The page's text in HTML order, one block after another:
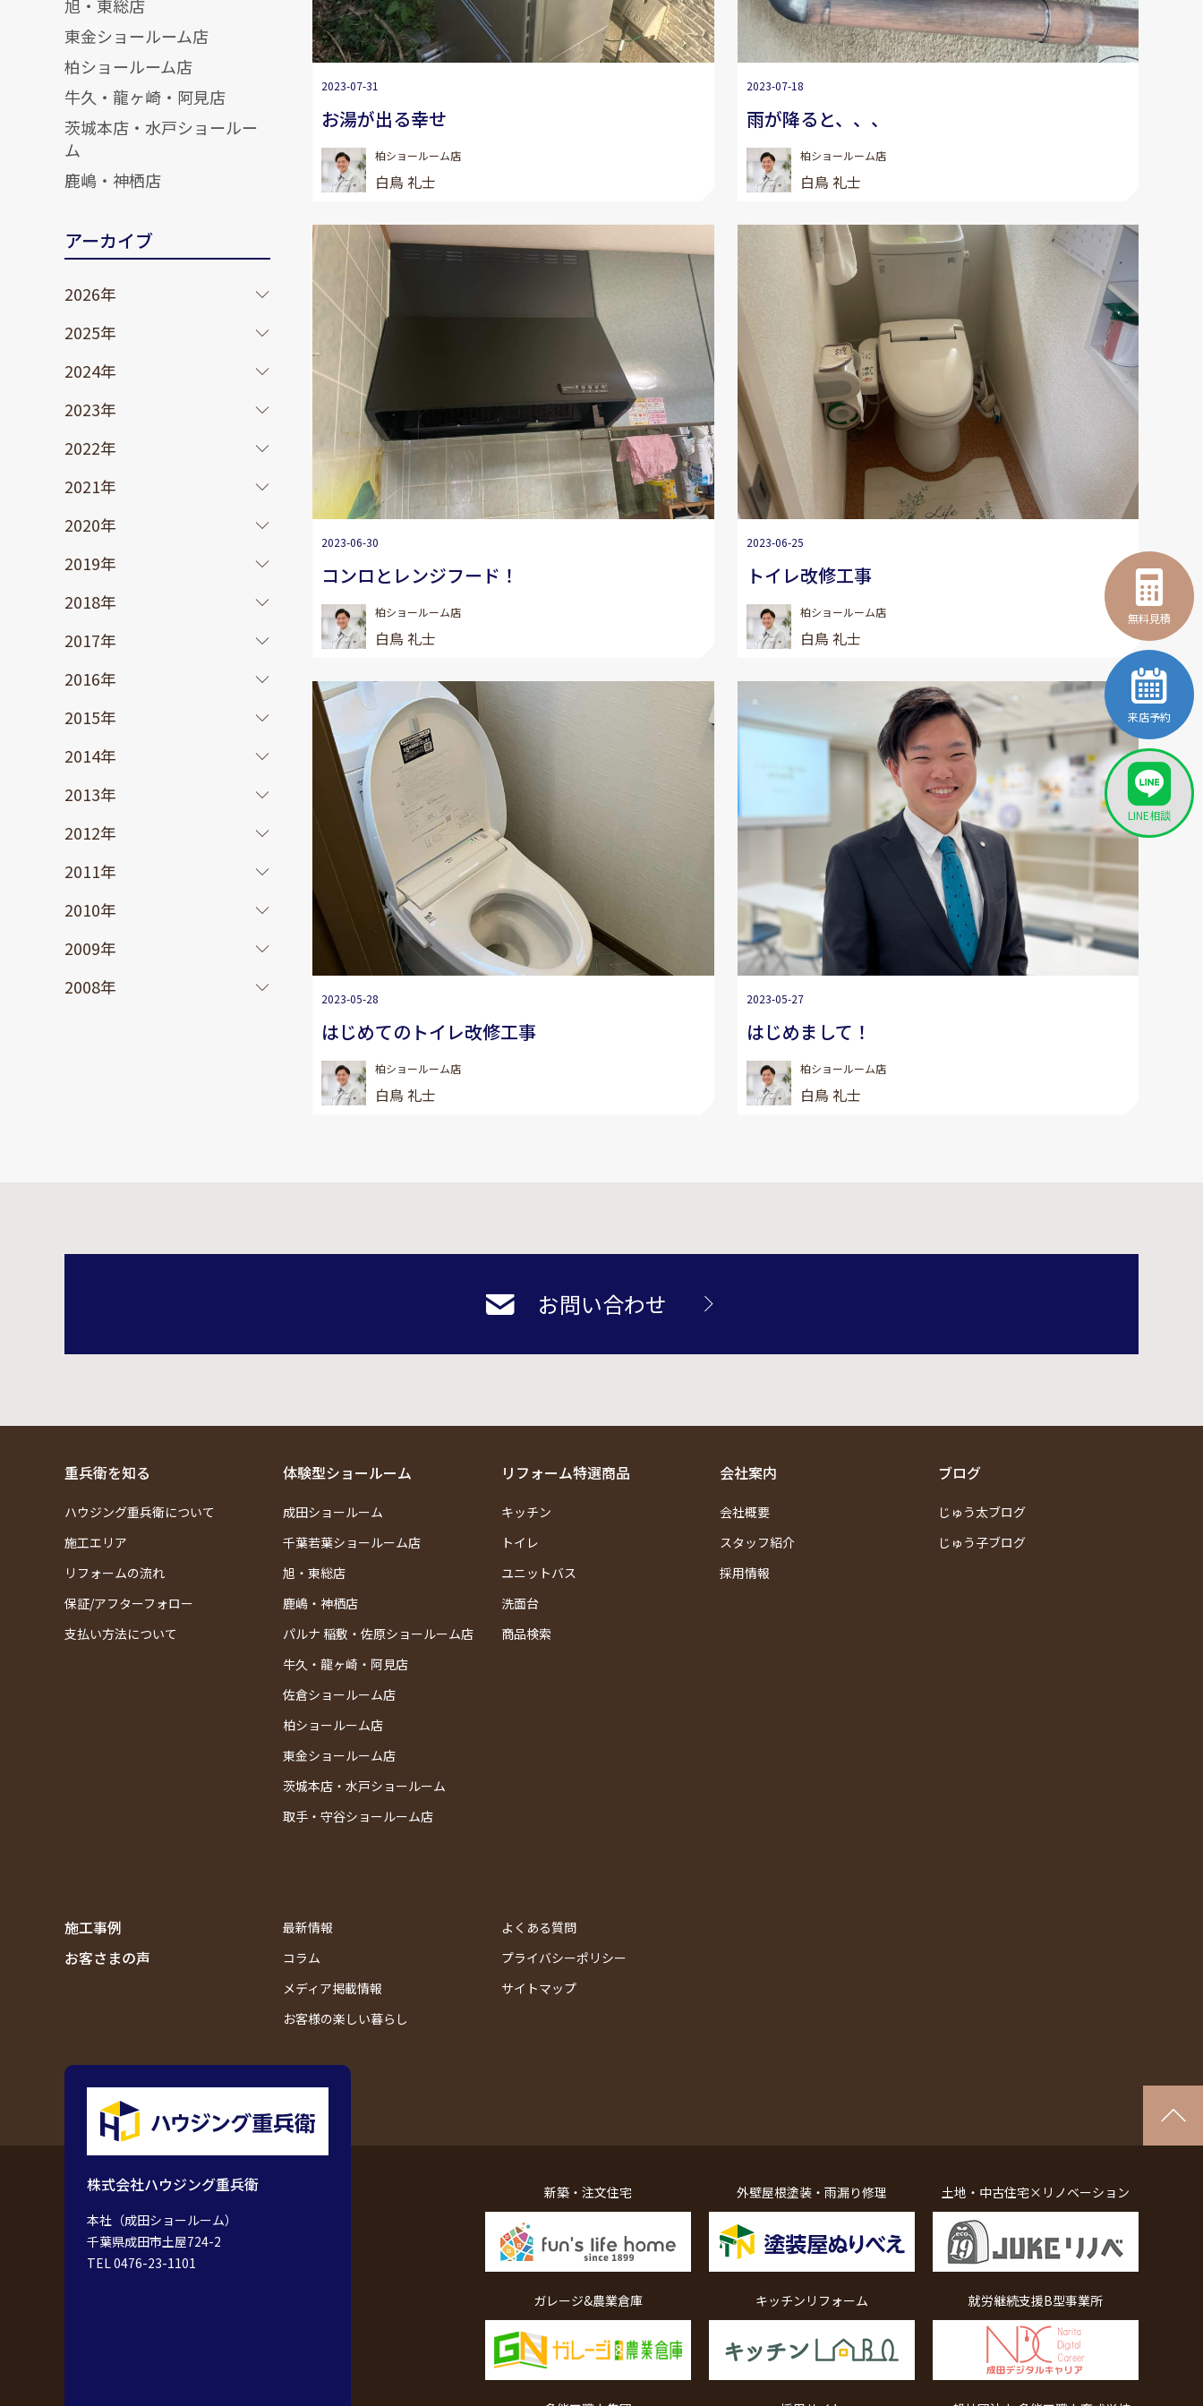
2023-07-31
お湯が出る幸せ
柏ショールーム店
白鳥 礼士
2023-07-18
雨が降ると、、、
柏ショールーム店
白鳥 礼士
2023-06-30
コンロとレンジフード！
柏ショールーム店
白鳥 礼士
2023-06-25
トイレ改修工事
柏ショールーム店
白鳥 礼士
2023-05-28
はじめてのトイレ改修工事
柏ショールーム店
白鳥 礼士
2023-05-27
はじめまして！
柏ショールーム店
白鳥 礼士
旭・東総店
東金ショールーム店
柏ショールーム店
牛久・龍ヶ崎・阿見店
茨城本店・水戸ショールー
ム
鹿嶋・神栖店
アーカイブ
2026年
2025年
2024年
2023年
2022年
2021年
2020年
2019年
2018年
2017年
2016年
2015年
2014年
2013年
2012年
2011年
2010年
2009年
2008年
お問い合わせ
重兵衛を知る
ハウジング重兵衛について
施工エリア
リフォームの流れ
保証/アフターフォロー
支払い方法について
体験型ショールーム
成田ショールーム
千葉若葉ショールーム店
旭・東総店
鹿嶋・神栖店
パルナ 稲敷・佐原ショールーム店
牛久・龍ヶ崎・阿見店
佐倉ショールーム店
柏ショールーム店
東金ショールーム店
茨城本店・水戸ショールーム
取手・守谷ショールーム店
リフォーム特選商品
キッチン
トイレ
ユニットバス
洗面台
商品検索
会社案内
会社概要
スタッフ紹介
採用情報
ブログ
じゅう太ブログ
じゅう子ブログ
施工事例
お客さまの声
最新情報
コラム
メディア掲載情報
お客様の楽しい暮らし
よくある質問
プライバシーポリシー
サイトマップ
株式会社ハウジング重兵衛
本社（成田ショールーム）
千葉県成田市土屋724-2
TEL 0476-23-1101
新築・注文住宅 外壁屋根塗装・雨漏り修理 土地・中古住宅×リノベーション
ガレージ&農業倉庫 キッチンリフォーム 就労継続支援B型事業所
無料見積
来店予約
LINE相談